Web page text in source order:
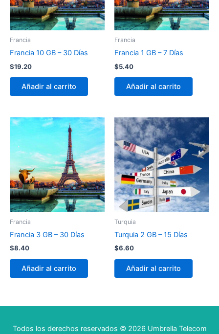
Francia
Francia 10 GB – 30 Días
$19.20
Añadir al carrito
Francia
Francia 1 GB – 7 Días
$5.40
Añadir al carrito
Francia
Francia 3 GB – 30 Días
$8.40
Añadir al carrito
Turquia
Turquia 2 GB – 15 Días
$6.60
Añadir al carrito
Todos los derechos reservados © 2026 Umbrella Telecom